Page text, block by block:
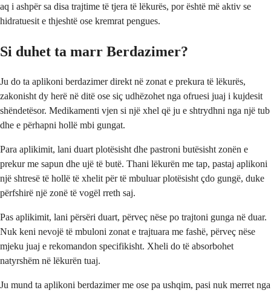
aq i ashpër sa disa trajtime të tjera të lëkurës, por është më aktiv se
hidratuesit e thjeshtë ose kremrat pengues.
Si duhet ta marr Berdazimer?
Ju do ta aplikoni berdazimer direkt në zonat e prekura të lëkurës,
zakonisht dy herë në ditë ose siç udhëzohet nga ofruesi juaj i kujdesit
shëndetësor. Medikamenti vjen si një xhel që ju e shtrydhni nga një tub
dhe e përhapni hollë mbi gungat.
Para aplikimit, lani duart plotësisht dhe pastroni butësisht zonën e
prekur me sapun dhe ujë të butë. Thani lëkurën me tap, pastaj aplikoni
një shtresë të hollë të xhelit për të mbuluar plotësisht çdo gungë, duke
përfshirë një zonë të vogël rreth saj.
Pas aplikimit, lani përsëri duart, përveç nëse po trajtoni gunga në duar.
Nuk keni nevojë të mbuloni zonat e trajtuara me fashë, përveç nëse
mjeku juaj e rekomandon specifikisht. Xheli do të absorbohet
natyrshëm në lëkurën tuaj.
Ju mund ta aplikoni berdazimer me ose pa ushqim, pasi nuk merret nga